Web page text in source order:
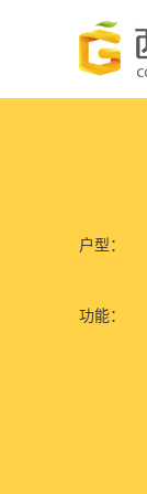
户型：
功能：